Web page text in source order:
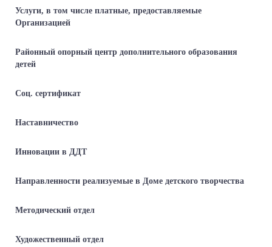
Услуги, в том числе платные, предоставляемые
Организацией
Районный опорный центр дополнительного образования
детей
Соц. сертификат
Наставничество
Инновации в ДДТ
Направленности реализуемые в Доме детского творчества
Методический отдел
Художественный отдел